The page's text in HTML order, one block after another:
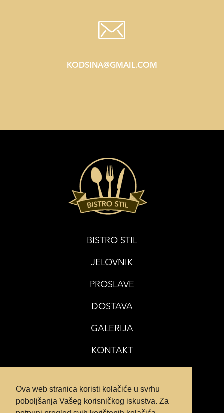
Ova web stranica koristi kolačiće u svrhu
poboljšanja Vašeg korisničkog iskustva. Za
KODSINA@GMAIL.COM
BISTRO STIL
JELOVNIK
PROSLAVE
DOSTAVA
GALERIJA
KONTAKT
POLITIKA PRIVATNOSTI
POLITIKA KOLAČIĆA